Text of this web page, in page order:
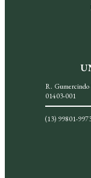
R. Gumercindo
01403-001
(13) 99801-